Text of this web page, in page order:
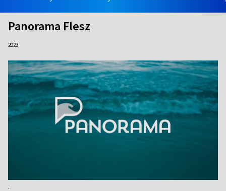
Panorama Flesz
2023
.